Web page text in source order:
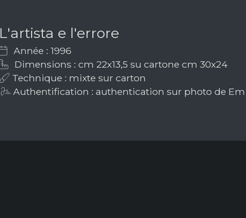
L'artista e l'errore
Année : 1996
Dimensions : cm 22x13,5 su cartone cm 30x24
Technique : mixte sur carton
Authentification : authentication sur photo de